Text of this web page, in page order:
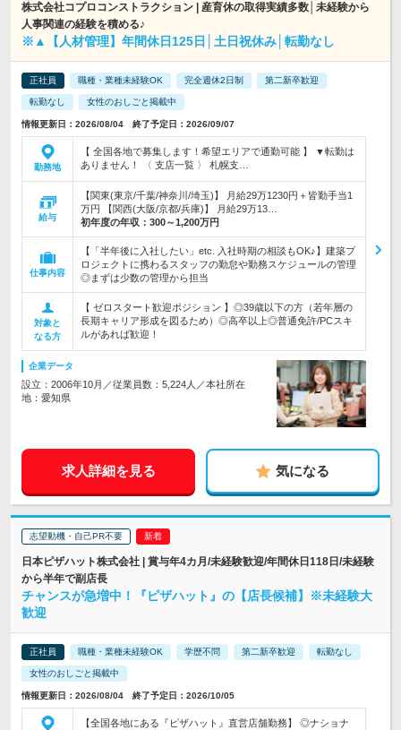
株式会社コプロコンストラクション | 産育休の取得実績多数│未経験から
人事関連の経験を積める♪
※▲【人材管理】年間休日125日│土日祝休み│転勤なし
正社員 職種・業種未経験OK 完全週休2日制 第二新卒歓迎
転勤なし 女性のおしごと掲載中
情報更新日：2026/08/04 終了予定日：2026/09/07
勤務地
【 全国各地で募集します！希望エリアで通勤可能 】 ▼転勤は
ありません！ 〈 支店一覧 〉 札幌支…
給与
【関東(東京/千葉/神奈川/埼玉)】 月給29万1230円＋皆勤手当1
万円 【関西(大阪/京都/兵庫)】 月給29万13…
初年度の年収： 300～1,200万円
仕事内容
【「半年後に入社したい」etc. 入社時期の相談もOK♪】建築プ
ロジェクトに携わるスタッフの勤怠や勤務スケジュールの管理
◎まずは少数の管理から担当
対象と
なる方
【 ゼロスタート歓迎ポジション 】◎39歳以下の方（若年層の
長期キャリア形成を図るため）◎高卒以上◎普通免許/PCスキ
ルがあれば歓迎！
企業データ
設立：2006年10月／従業員数：5,224人／本社所在
地：愛知県
求人詳細を見る 気になる
志望動機・自己PR不要
日本ピザハット株式会社 | 賞与年4カ月/未経験歓迎/年間休日118日/未経験
から半年で副店長
チャンスが急増中！『ピザハット』の【店長候補】※未経験大
歓迎
正社員 職種・業種未経験OK 学歴不問 第二新卒歓迎 転勤なし
女性のおしごと掲載中
情報更新日：2026/08/04 終了予定日：2026/10/05
【全国各地にある『ピザハット』直営店舗勤務】 ◎ナショナ